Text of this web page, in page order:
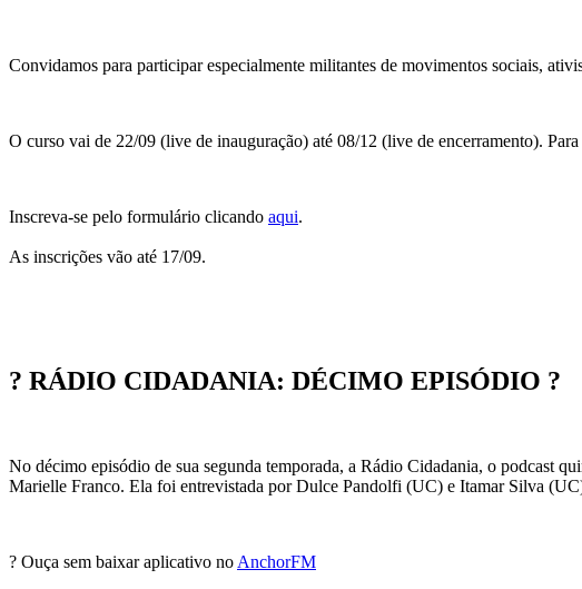
Convidamos para participar especialmente militantes de movimentos sociais,
O curso vai de 22/09 (live de inauguração) até 08/12 (live de encerramento).
Inscreva-se pelo formulário clicando aqui.
As inscrições vão até 17/09.
? RÁDIO CIDADANIA: DÉCIMO EPISÓDIO ?
No décimo episódio de sua segunda temporada, a Rádio Cidadania, o podcast
Marielle Franco. Ela foi entrevistada por Dulce Pandolfi (UC) e Itamar Silva
? Ouça sem baixar aplicativo no AnchorFM